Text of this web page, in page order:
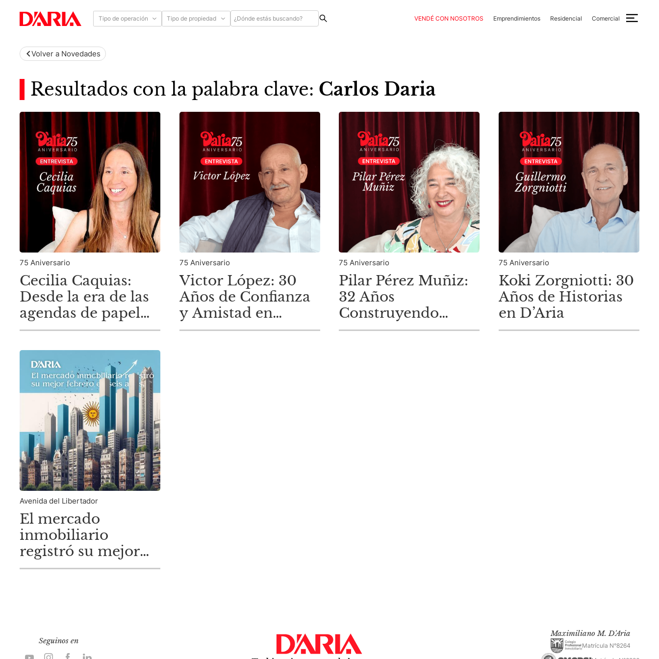
Tipo de operación Tipo de propiedad VENDÉ CON NOSOTROS Emprendimientos Residencial Comercial
Volver a Novedades
Resultados con la palabra clave: Carlos Daria
75 Aniversario
Cecilia Caquias:
Desde la era de las
agendas de papel
hasta la gestión de
75 Aniversario
Victor López: 30
Años de Confianza
y Amistad en
D'Aria
75 Aniversario
Pilar Pérez Muñiz:
32 Años
Construyendo
Confianza en D’Aria
75 Aniversario
Koki Zorgniotti: 30
Años de Historias
en D’Aria
Avenida del Libertador
El mercado
inmobiliario
registró su mejor
febrero en seis
Seguinos en
Maximiliano M. D'Aria
Matrícula N°8264